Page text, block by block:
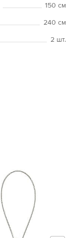
150 см
240 см
2 шт.